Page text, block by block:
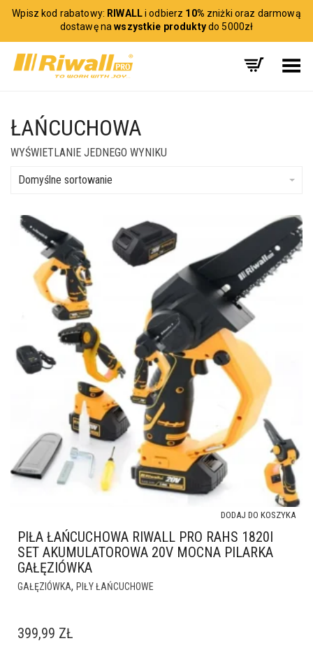
Wpisz kod rabatowy: RIWALLi odbierz 10% zniżki oraz darmową
dostawę nawszystkie produktydo 5000zł
Toggle Menu
ŁAŃCUCHOWA
WYŚWIETLANIE JEDNEGO WYNIKU
Domyślne sortowanie
PIŁA ŁAŃCUCHOWA RIWALL PRO RAHS 1820I
SET AKUMULATOROWA 20V MOCNA PILARKA
GAŁĘZIÓWKA
GAŁĘZIÓWKA, PIŁY ŁAŃCUCHOWE
DODAJ DO KOSZYKA
399,99 ZŁ